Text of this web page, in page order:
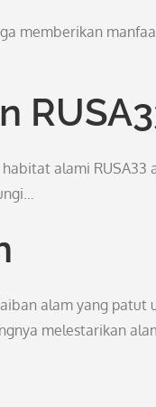
memberikan
alami
alam yang
melestarikan